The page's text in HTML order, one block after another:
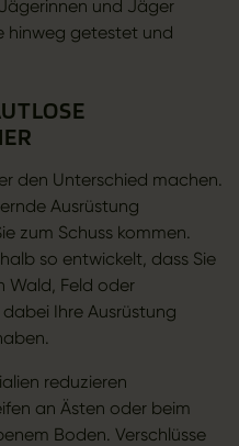
und Jäger
hinweg getestet und
den Unterschied machen.
Ausrüstung
zum Schuss kommen.
so entwickelt, dass Sie
Wald, Feld oder
Ihre Ausrüstung
reduzieren
an Ästen oder beim
Boden. Verschlüsse